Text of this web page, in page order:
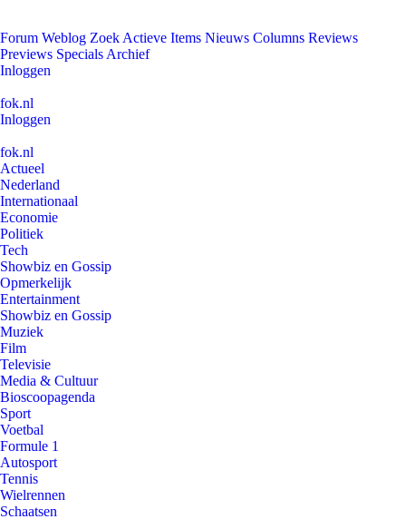
Forum Weblog Zoek Actieve Items Nieuws Columns Reviews
Previews Specials Archief
Inloggen
fok.nl
Inloggen
fok.nl
Actueel
Nederland
Internationaal
Economie
Politiek
Tech
Showbiz en Gossip
Opmerkelijk
Entertainment
Showbiz en Gossip
Muziek
Film
Televisie
Media & Cultuur
Bioscoopagenda
Sport
Voetbal
Formule 1
Autosport
Tennis
Wielrennen
Schaatsen